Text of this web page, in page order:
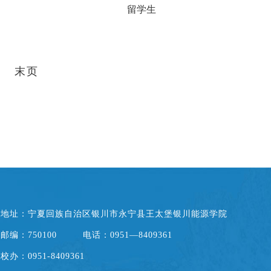
留学生
末页
地址：宁夏回族自治区银川市永宁县王太堡银川能源学院
邮编：750100 电话：0951—8409361
校办：0951-8409361